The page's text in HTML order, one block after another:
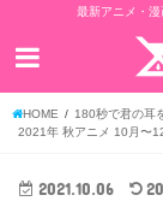
最新アニメ・
HOME
180秒で君の耳
2021年 秋アニメ 10月〜
2021.10.06